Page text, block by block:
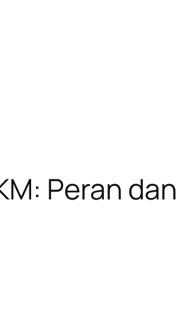
Peran